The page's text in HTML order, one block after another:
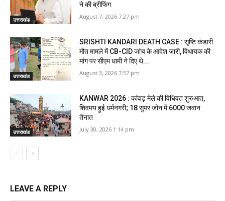
उत्तराखंड
ने की ब्रीफिंग
August 7, 2026 7:27 pm
उत्तराखंड
SRISHTI KANDARI DEATH CASE : सृष्टि कंडारी
मौत मामले में CB-CID जांच के आदेश जारी, विधायक की
मांग पर सीएम धामी ने दिए थे...
August 3, 2026 7:57 pm
उत्तराखंड
KANWAR 2026 : कांवड़ मेले की विधिवत शुरुआत,
शिवमय हुई धर्मनगरी; 18 सुपर जोन में 6000 जवान
तैनात
July 30, 2026 1:14 pm
LEAVE A REPLY